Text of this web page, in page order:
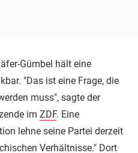
Gümbel hält eine
"Das ist eine Frage, die
muss", sagte der
im ZDF. Eine
lehne seine Partei derzeit
Verhältnisse." Dort